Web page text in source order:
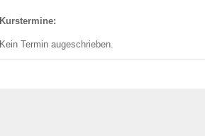
Kurstermine:
Kein Termin augeschrieben.